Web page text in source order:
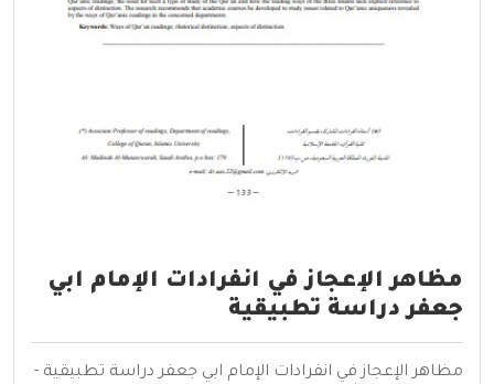
مظاهر الإعجاز في انفرادات الإمام ابي
جعفر دراسة تطبيقية
مظاهر الإعجاز في انفرادات الإمام ابي جعفر دراسة تطبيقية -